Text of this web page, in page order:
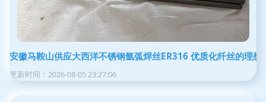
安徽马鞍山供应大西洋不锈钢氩弧焊丝ER316 优质化纤丝的理想
更新时间：2026-08-05 23:27:06